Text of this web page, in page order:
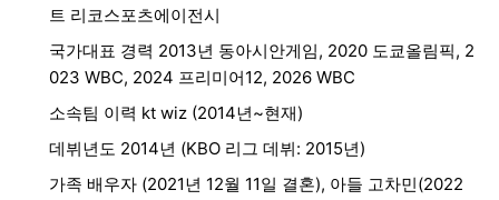
트 리코스포츠에이전시
국가대표 경력 2013년 동아시안게임, 2020 도쿄올림픽, 2
023 WBC, 2024 프리미어12, 2026 WBC
소속팀 이력 kt wiz (2014년~현재)
데뷔년도 2014년 (KBO 리그 데뷔: 2015년)
가족 배우자 (2021년 12월 11일 결혼), 아들 고차민(2022